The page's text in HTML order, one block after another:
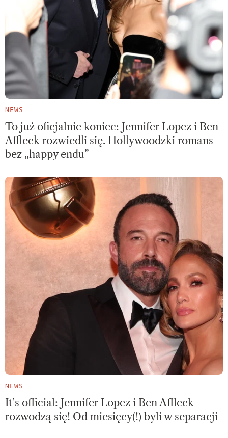
NEWS
To już oficjalnie koniec: Jennifer Lopez i Ben
Affleck rozwiedli się. Hollywoodzki romans
bez „happy endu”
NEWS
It’s official: Jennifer Lopez i Ben Affleck
rozwodzą się! Od miesięcy(!) byli w separacji